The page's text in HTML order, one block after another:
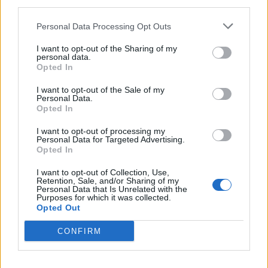
Personal Data Processing Opt Outs
I want to opt-out of the Sharing of my
personal data.
Opted In
I want to opt-out of the Sale of my
Personal Data.
Opted In
I want to opt-out of processing my
Personal Data for Targeted Advertising.
Opted In
I want to opt-out of Collection, Use,
Retention, Sale, and/or Sharing of my
Personal Data that Is Unrelated with the
Purposes for which it was collected.
Opted Out
CONFIRM
VIIHDEUUTISET
Alexander Stubb ja Aleksander
Barkov juhlivat Eppu Normaalia –
2
UUTISET